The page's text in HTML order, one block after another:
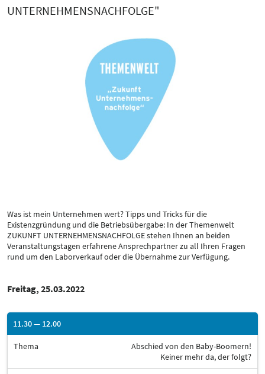
UNTERNEHMENSNACHFOLGE"
Was ist mein Unternehmen wert? Tipps und Tricks für die
Existenzgründung und die Betriebsübergabe: In der Themenwelt
ZUKUNFT UNTERNEHMENSNACHFOLGE stehen Ihnen an beiden
Veranstaltungstagen erfahrene Ansprechpartner zu all Ihren Fragen
rund um den Laborverkauf oder die Übernahme zur Verfügung.
Freitag, 25.03.2022
11.30 — 12.00
Thema
Abschied von den Baby-Boomern!
Keiner mehr da, der folgt?